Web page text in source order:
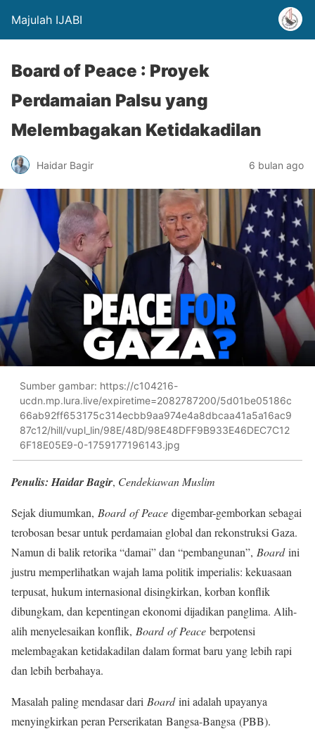
Majulah IJABI
Board of Peace : Proyek
Perdamaian Palsu yang
Melembagakan Ketidakadilan
Haidar Bagir 6 bulan ago
Sumber gambar: https://c104216-
ucdn.mp.lura.live/expiretime=2082787200/5d01be05186c
66ab92ff653175c314ecbb9aa974e4a8dbcaa41a5a16ac9
87c12/hill/vupl_lin/98E/48D/98E48DFF9B933E46DEC7C12
6F18E05E9-0-1759177196143.jpg
Penulis: Haidar Bagir, Cendekiawan Muslim
Sejak diumumkan, Board of Peace digembar-gemborkan sebagai
terobosan besar untuk perdamaian global dan rekonstruksi Gaza.
Namun di balik retorika “damai” dan “pembangunan”, Boardini
justru memperlihatkan wajah lama politik imperialis: kekuasaan
terpusat, hukum internasional disingkirkan, korban konflik
dibungkam, dan kepentingan ekonomi dijadikan panglima. Alih-
alih menyelesaikan konflik, Board of Peace berpotensi
melembagakan ketidakadilan dalam format baru yang lebih rapi
dan lebih berbahaya.
Masalah paling mendasar dari Boardini adalah upayanya
menyingkirkan peran Perserikatan Bangsa-Bangsa (PBB).